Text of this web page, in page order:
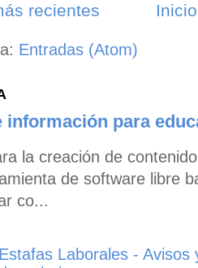
recientes Inicio
Entradas (Atom)
información para
la creación de
de software libre
co...
Estafas Laborales -